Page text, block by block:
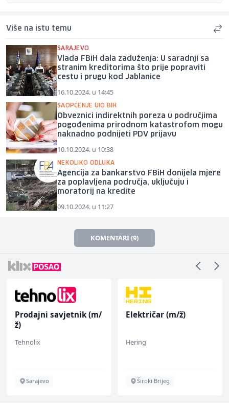
Više na istu temu
SARAJEVO
Vlada FBiH dala zaduženja: U saradnji sa
stranim kreditorima što prije popraviti
cestu i prugu kod Jablanice
16.10.2024. u 14:45
SAOPĆENJE UIO BIH
Obveznici indirektnih poreza u područjima
pogođenima prirodnom katastrofom mogu
naknadno podnijeti PDV prijavu
10.10.2024. u 10:38
NEKOLIKO ODLUKA
Agencija za bankarstvo FBiH donijela mjere
za poplavljena područja, uključuju i
moratorij na kredite
09.10.2024. u 11:27
KOMENTARI (9)
Prodajni savjetnik (m/
ž)
Tehnolix
Sarajevo
Električar (m/ž)
Hering
Široki Brijeg